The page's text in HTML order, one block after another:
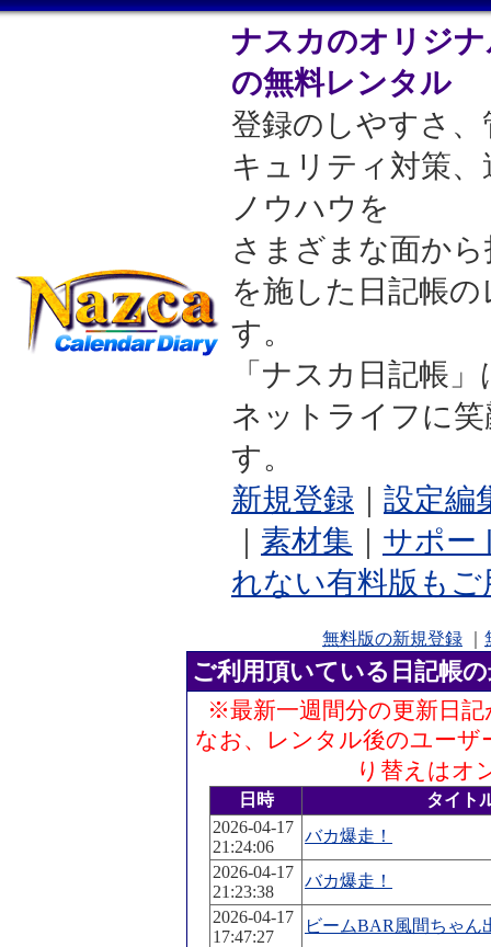
ナスカのオリジ
の無料レンタル
登録のしやすさ
キュリティ対策
ノウハウを
さまざまな面か
を施した日記帳
す。
「ナスカ日記帳
ネットライフに
す。
新規登録
設定編
素材集
サポー
れない有料版も
無料版の新規登録
ご利用頂いている日記帳
※最新一週間分の更新日
なお、レンタル後のユーザ
り替えはオ
日時
タイト
2026-04-17
21:24:06
バカ爆走！
2026-04-17
21:23:38
バカ爆走！
2026-04-17
17:47:27
ビームBAR風間ちゃん